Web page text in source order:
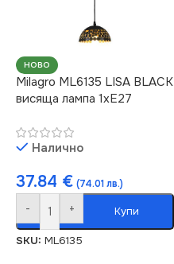
НОВО
Milagro ML6135 LISA BLACK
висяща лампа 1xE27
Налично
37.84 € (74.01 лв.)
- + Купи
SKU: ML6135